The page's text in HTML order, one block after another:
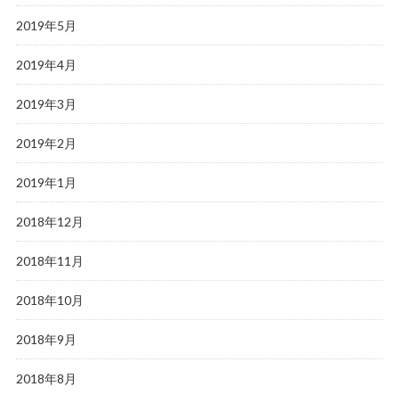
2019年5月
2019年4月
2019年3月
2019年2月
2019年1月
2018年12月
2018年11月
2018年10月
2018年9月
2018年8月